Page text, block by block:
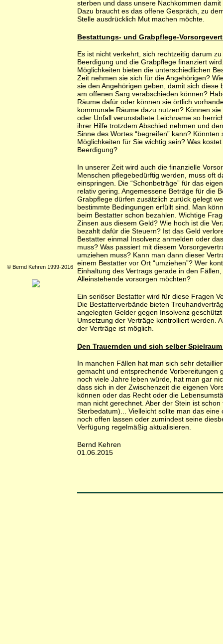
© Bernd Kehren 1999-2016
sterben und dass unsere Nachkommen
Dazu braucht es das offene Gespräch, zu
Stelle ausdrücklich Mut machen möchte.
Bestattungs- und Grabpflege-
Es ist nicht verkehrt, sich rechtzeitig darum
Beerdigung und die Grabpflege finanziert
Möglichkeiten bieten die unterschiedlichen
Zeit nehmen sie sich für die Angehörigen?
sie den Angehörigen geben, damit sich diese
am offenen Sarg verabschieden können?
Räume dafür oder können sie örtlich
kommunale Räume dazu nutzen? Können
oder Unfall verunstaltete Leichname so
ihrer Hilfe trotzdem Abschied nehmen und
Sinne des Wortes “begreifen” kann? Könnten
Möglichkeiten für Sie wichtig sein? Was
Beerdigung?
In unserer Zeit wird auch die finanzielle
Menschen pflegebedürftig werden, muss oft
einspringen. Die “Schonbeträge” für das
relativ gering. Angemessene Beträge für die
Grabpflege dürfen zusätzlich zurück gelegt
bestimmte Bedingungen erfüllt sind. Man
beim Bestatter schon bezahlen. Wichtige
Zinsen aus diesem Geld? Wie hoch ist die
bezahlt dafür die Steuern? Ist das Geld
Bestatter einmal Insolvenz anmelden oder
muss? Was passiert mit diesem
umziehen muss? Kann man dann dieser
einem Bestatter vor Ort “umziehen”? Wer
Einhaltung des Vertrags gerade in den
Alleinstehende vorsorgen möchten?
Ein seriöser Bestatter wird für diese Fragen
Die Bestatterverbände bieten
angelegten Gelder gegen Insolvenz
Umsetzung der Verträge kontrolliert werden.
der Verträge ist möglich.
Den Trauernden und sich selber
In manchen Fällen hat man sich sehr
gemacht und entsprechende Vorbereitungen
noch viele Jahre leben würde, hat man gar
dass sich in der Zwischenzeit die eigenen
können oder das Recht oder die
man nicht gerechnet. Aber der Stein ist
Sterbedatum)... Vielleicht sollte man das eine
noch offen lassen oder zumindest seine
Verfügung regelmäßig aktualisieren.
Bernd Kehren
01.06.2015